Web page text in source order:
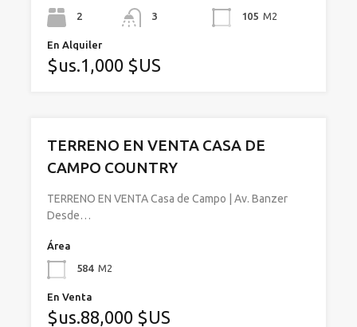
2
3
105 M2
En Alquiler
$us.1,000 $US
TERRENO EN VENTA CASA DE
CAMPO COUNTRY
TERRENO EN VENTA Casa de Campo | Av. Banzer
Desde…
Área
584 M2
En Venta
$us.88,000 $US